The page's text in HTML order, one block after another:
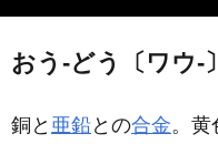
おう‐どう〔ワウ‐
銅と 亜鉛との合金。黄